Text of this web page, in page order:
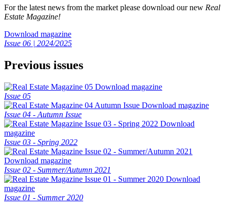
For the latest news from the market please download our new Real
Estate Magazine!
Download magazine
Issue 06 | 2024/2025
Previous issues
Download magazine
Issue 05
Download magazine
Issue 04 - Autumn Issue
Download
magazine
Issue 03 - Spring 2022
Download magazine
Issue 02 - Summer/Autumn 2021
Download
magazine
Issue 01 - Summer 2020